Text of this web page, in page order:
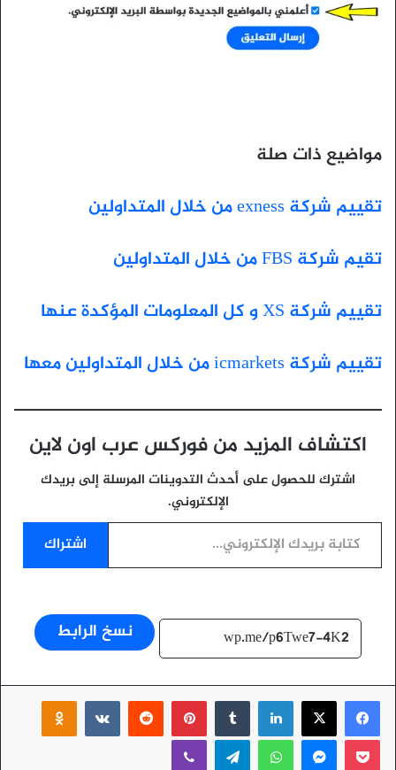
مواضيع ذات صلة
تقييم شركة exness من خلال المتداولين
تقيم شركة FBS من خلال المتداولين
تقييم شركة XS و كل المعلومات المؤكدة عنها
تقييم شركة icmarkets من خلال المتداولين معها
اكتشاف المزيد من فوركس عرب اون لاين
اشترك للحصول على أحدث التدوينات المرسلة إلى بريدك
الإلكتروني.
كتابة بريدك الإلكتروني...
اشتراك
نسخ الرابط
فيسبوك
‫X لينكدإن بينتيريست
‫Pocketماسنجرواتسابتيلقرامڤايبر